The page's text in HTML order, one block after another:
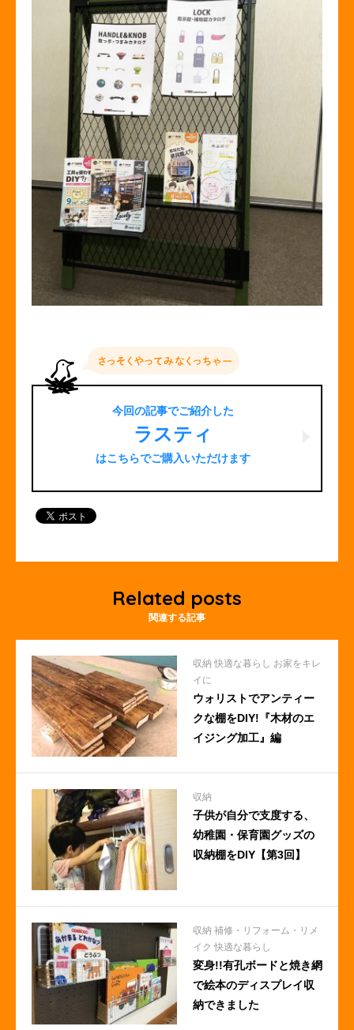
今回の記事でご紹介した
ラスティ
はこちらでご購入いただけます
Related posts
関連する記事
収納 快適な暮らし お家をキレ
イに
ウォリストでアンティー
クな棚をDIY!『木材のエ
イジング加工』編
収納
子供が自分で支度する、
幼稚園・保育園グッズの
収納棚をDIY【第3回】
収納 補修・リフォーム・リメ
イク 快適な暮らし
変身!!有孔ボードと焼き網
で絵本のディスプレイ収
納できました